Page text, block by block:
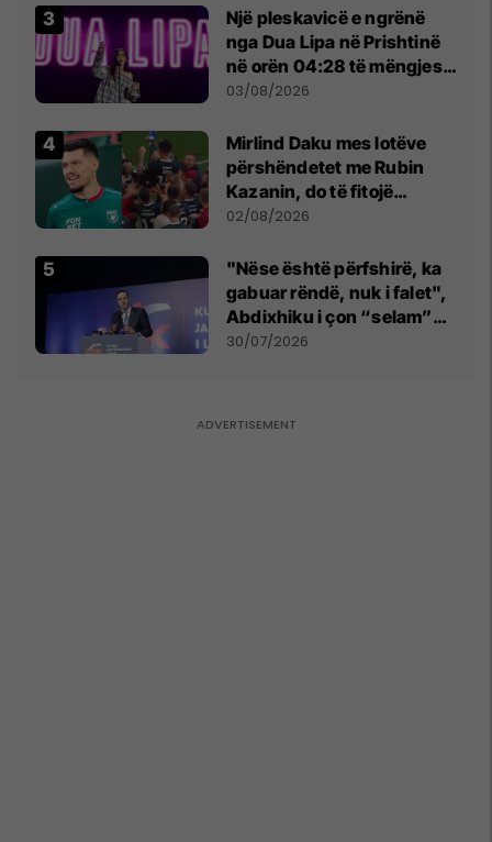
Një pleskavicë e ngrënë
nga Dua Lipa në Prishtinë
në orën 04:28 të mëngjesit
- dhe bota digjitale serbe
03/08/2026
Mirlind Daku mes lotëve
përshëndetet me Rubin
Kazanin, do të fitojë
miliona te Spartak Moska
02/08/2026
"Nëse është përfshirë, ka
gabuar rëndë, nuk i falet",
Abdixhiku i çon “selam”
Përparim Ramës
30/07/2026